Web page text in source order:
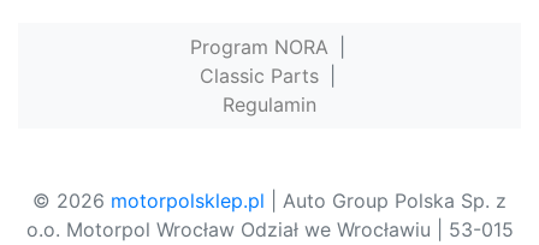
Program NORA
Classic Parts
Regulamin
© 2026 motorpolsklep.pl | Auto Group Polska Sp. z
o.o. Motorpol Wrocław Odział we Wrocławiu | 53-015